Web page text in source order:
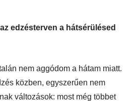
edzésterven a hátsérülésed
nem aggódom a hátam miatt.
közben, egyszerűen nem
változások: most még többet